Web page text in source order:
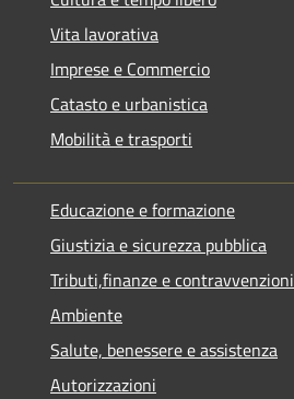
Vita lavorativa
Imprese e Commercio
Catasto e urbanistica
Mobilità e trasporti
Educazione e formazione
Giustizia e sicurezza pubblica
Tributi,finanze e contravvenzioni
Ambiente
Salute, benessere e assistenza
Autorizzazioni